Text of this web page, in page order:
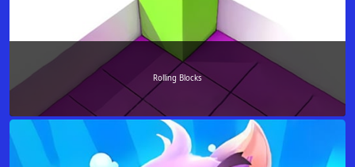
Rolling Blocks